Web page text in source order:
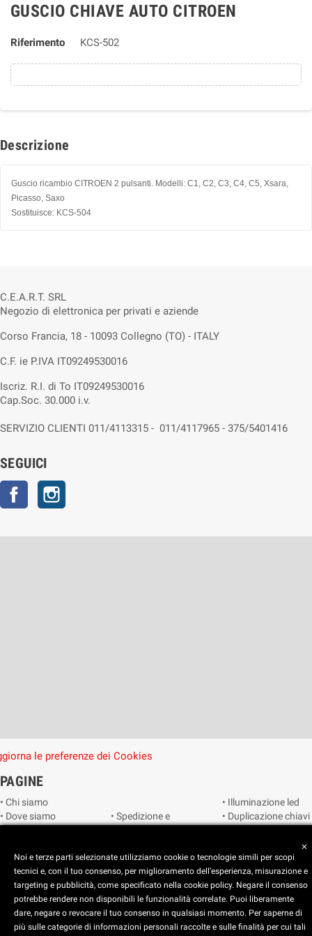
GUSCIO CHIAVE AUTO CITROEN
Riferimento KCS-502
Descrizione
Guscio ricambio CITROEN 2 pulsanti. Modelli: C1, C2, C3, C4, C5, Xsara,
Picasso, Saxo
Sostituisce: KCS-504
C.E.A.R.T. SRL
Negozio di elettronica per privati e aziende
Corso Francia, 18 - 10093 Collegno (TO) - ITALY
C.F. ie P.IVA IT09249530016
Iscriz. R.I. di To IT09249530016
Cap.Soc. 30.000 i.v.
SERVIZIO CLIENTI 011/4113315 - 011/4117965 - 375/5401416
SEGUICI
Facebook
le preferenze dei Cookies
PAGINE
• Chi siamo
• Dove siamo
• Reimposta le
preferenze dei
cookie
• Spedizione e
vendita
• Catalogo
• Illuminazione led
• Duplicazione chiavi
telecomandi
• Smart home
• Video sorveglianza
Copyright © 2025 CEART | Negozio di elettronica Torino
close
Noi e terze parti selezionate utilizziamo cookie o tecnologie simili per scopi
tecnici e, con il tuo consenso, per miglioramento dell’esperienza, misurazione e
targeting e pubblicità, come specificato nella cookie policy. Negare il consenso
potrebbe rendere non disponibili le funzionalità correlate. Puoi liberamente
dare, negare o revocare il tuo consenso in qualsiasi momento. Per saperne di
più sulle categorie di informazioni personali raccolte e sulle finalità per cui tali